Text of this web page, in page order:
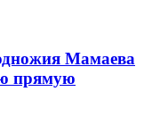
Мамаева
прямую